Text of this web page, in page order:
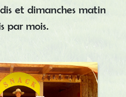
et dimanches matin
par mois.